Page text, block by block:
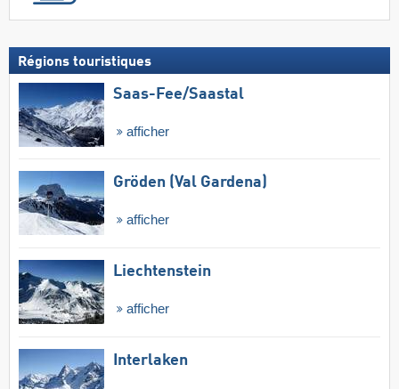
Régions touristiques
Saas-Fee/​Saastal
afficher
Gröden (Val Gardena)
afficher
Liechtenstein
afficher
Interlaken